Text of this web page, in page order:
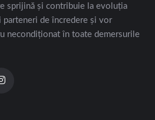
sprijină și contribuie la evoluția
de încredere și vor
necondiționat în toate demersurile